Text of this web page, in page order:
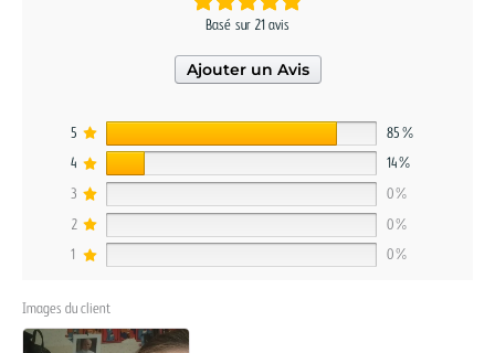
Basé sur 21 avis
Ajouter un Avis
5
85%
4
14%
3
0%
2
0%
1
0%
Images du client